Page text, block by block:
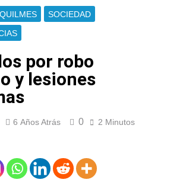
Oeste
Secuestraron 11
vehículos durante un
argentino en Brasil
llegó para reunirse
con Quirno
Quilmes lo dejó
Las ventas
Quilmes: siete clubes
de barrio de la Liga
QUILMES
SOCIEDAD
por robo
y lesiones
6 Años Atrás 0 2 Minutos